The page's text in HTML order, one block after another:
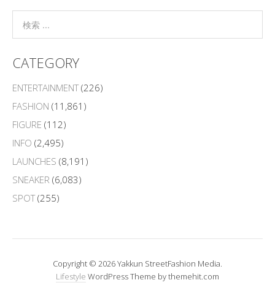
CATEGORY
ENTERTAINMENT(226)
FASHION (11,861)
FIGURE (112)
INFO (2,495)
LAUNCHES (8,191)
SNEAKER (6,083)
SPOT(255)
Copyright © 2026 Yakkun StreetFashion Media.
Lifestyle WordPress Theme by themehit.com